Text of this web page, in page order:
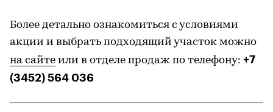
Более детально ознакомиться с условиями
акции и выбрать подходящий участок можно
на сайте или в отделе продаж по телефону: +7
(3452) 564 036